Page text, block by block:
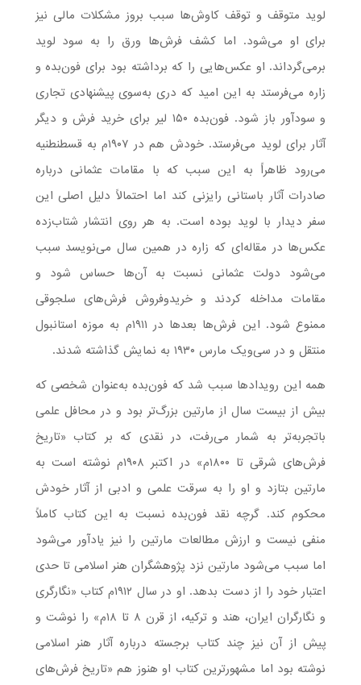
لوید متوقف و توقف کاوش‌ها سبب بروز مشکلات مالی نیز
برای او می‌شود. اما کشف فرش‌ها ورق را به سود لوید
برمی‌گرداند. او عکس‌هایی را که برداشته بود برای فون‌بده و
زاره می‌فرستد به این امید که دری به‌سوی پیشنهادی تجاری
و سودآور باز شود. فون‌بده ۱۵۰ لیر برای خرید فرش و دیگر
آثار برای لوید می‌فرستد. خودش هم در ۱۹۰۷م به قسطنطنیه
می‌رود ظاهراً به این سبب که با مقامات عثمانی درباره
صادرات آثار باستانی رایزنی کند اما احتمالاً دلیل اصلی این
سفر دیدار با لوید بوده است. به هر روی انتشار شتاب‌زده
عکس‌ها در مقاله‌ای که زاره در همین سال می‌نویسد سبب
می‌شود دولت عثمانی نسبت به آن‌ها حساس شود و
مقامات مداخله کردند و خریدوفروش فرش‌های سلجوقی
ممنوع شود. این فرش‌ها بعدها در ۱۹۱۱م به موزه استانبول
منتقل و در سی‌ویک مارس ۱۹۳۰ به نمایش گذاشته شدند.
همه این رویدادها سبب شد که فون‌بده به‌عنوان شخصی که
بیش از بیست سال از مارتین بزرگ‌تر بود و در محافل علمی
باتجربه‌تر به شمار می‌رفت، در نقدی که بر کتاب «تاریخ
فرش‌های شرقی تا ۱۸۰۰م» در اکتبر ۱۹۰۸م نوشته است به
مارتین بتازد و او را به سرقت علمی و ادبی از آثار خودش
محکوم کند. گرچه نقد فون‌بده نسبت به این کتاب کاملاً
منفی نیست و ارزش مطالعات مارتین را نیز یادآور می‌شود
اما سبب می‌شود مارتین نزد پژوهشگران هنر اسلامی تا حدی
اعتبار خود را از دست بدهد. او در سال ۱۹۱۲م کتاب «نگارگری
و نگارگران ایران، هند و ترکیه، از قرن ۸ تا ۱۸م» را نوشت و
پیش از آن نیز چند کتاب برجسته درباره آثار هنر اسلامی
نوشته بود اما مشهورترین کتاب او هنوز هم «تاریخ فرش‌های